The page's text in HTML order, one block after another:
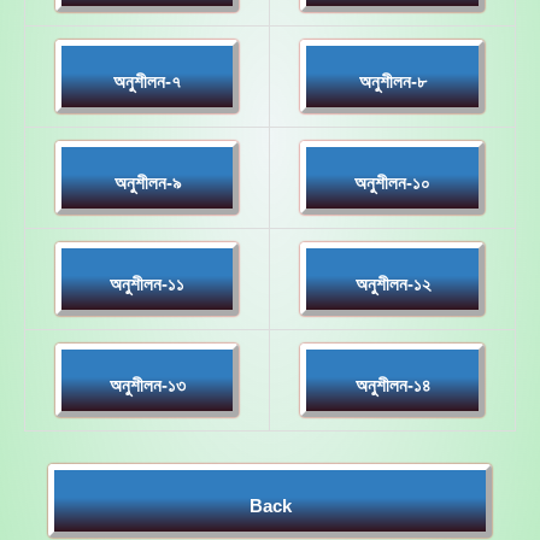
অনুশীলন-৭ অনুশীলন-৮
অনুশীলন-৯ অনুশীলন-১০
অনুশীলন-১১ অনুশীলন-১২
অনুশীলন-১৩ অনুশীলন-১৪
Back